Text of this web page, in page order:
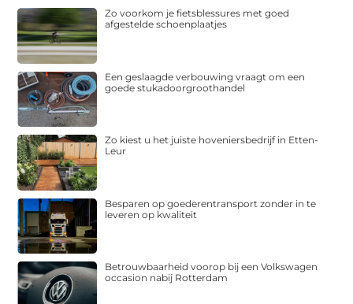
Zo voorkom je fietsblessures met goed
afgestelde schoenplaatjes
Een geslaagde verbouwing vraagt om een
goede stukadoorgroothandel
Zo kiest u het juiste hoveniersbedrijf in Etten-
Leur
Besparen op goederentransport zonder in te
leveren op kwaliteit
Betrouwbaarheid voorop bij een Volkswagen
occasion nabij Rotterdam